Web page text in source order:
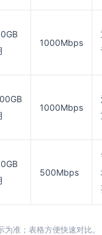
1000Mbps
1000Mbps
500Mbps
准；表格方便快速对比。